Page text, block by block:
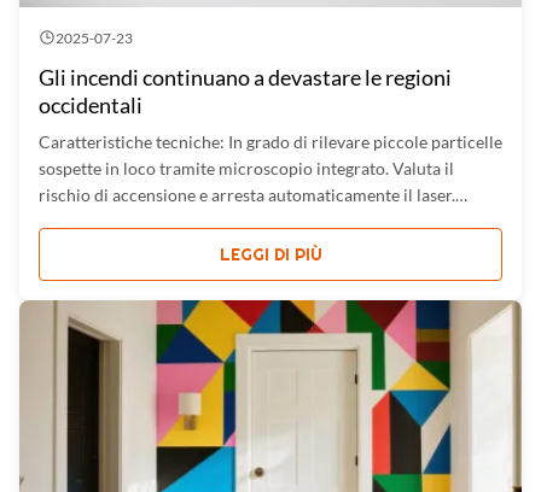
2025-07-23
Gli incendi continuano a devastare le regioni
occidentali
Caratteristiche tecniche: In grado di rilevare piccole particelle
sospette in loco tramite microscopio integrato. Valuta il
rischio di accensione e arresta automaticamente il laser.
facilmente. Penetra vetro marrone, alcune buste e imballaggi
in ...
LEGGI DI PIÙ